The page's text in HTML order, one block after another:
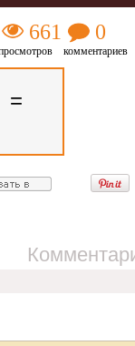
661 0
комментариев
=